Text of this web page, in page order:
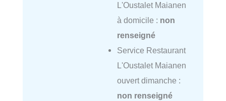
L'Oustalet Maianen
à domicile : non
renseigné
Service Restaurant
L'Oustalet Maianen
ouvert dimanche :
non renseigné